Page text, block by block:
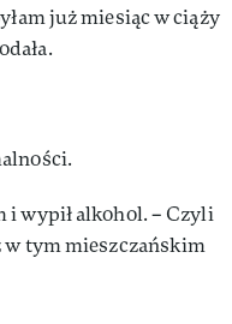
już miesiąc w ciąży
i wypił alkohol. – Czyli
w tym mieszczańskim